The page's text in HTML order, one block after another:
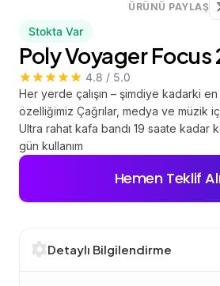
ÜRÜNÜ PAYLAŞ
Stokta Var
Poly Voyager Focus
4.8 / 5.0
Her yerde çalışın – şimdiye kadarki
özelliğimiz Çağrılar, medya ve müzik
Ultra rahat kafa bandı 19 saate kadar
gün kullanım
Hemen Teklif
Detaylı Bilgilendirme